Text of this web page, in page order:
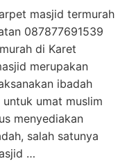
masjid termurah
087877691539
di Karet
merupakan
ibadah
umat muslim
menyediakan
salah satunya
…